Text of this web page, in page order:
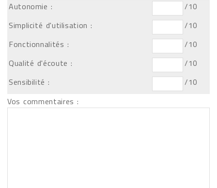
Autonomie :
/10
Simplicité d'utilisation :
/10
Fonctionnalités :
/10
Qualité d'écoute :
/10
Sensibilité :
/10
Vos commentaires :